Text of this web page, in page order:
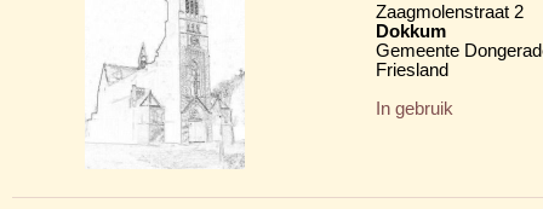
Zaagmolenstraat 2
Dokkum
Gemeente
Friesland
In gebruik